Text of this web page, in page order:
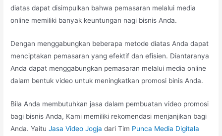
diatas dapat disimpulkan bahwa pemasaran melalui media
online memiliki banyak keuntungan nagi bisnis Anda.
Dengan menggabungkan beberapa metode diatas Anda dapat
menciptakan pemasaran yang efektif dan efisien. Diantaranya
Anda dapat menggabungkan pemasaran melalui media online
dalam bentuk video untuk meningkatkan promosi binis Anda.
Bila Anda membutuhkan jasa dalam pembuatan video promosi
bagi bisnis Anda, Kami memiliki rekomendasi menjanjikan bagi
Anda. YaituJasa Video Jogja dari Tim Punca Media Digitala